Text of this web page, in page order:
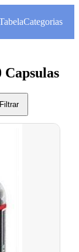
Categorias
Filtrar